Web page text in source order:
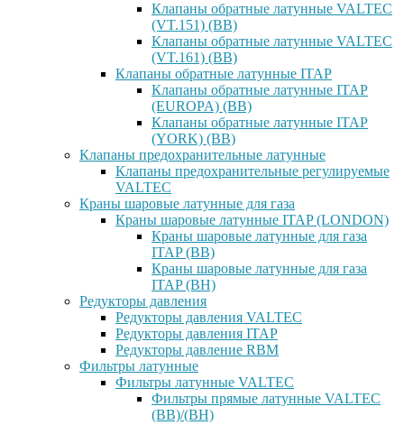
Клапаны обратные латунные VALTEC
(VT.151) (ВВ)
Клапаны обратные латунные VALTEC
(VT.161) (ВВ)
Клапаны обратные латунные ITAP
Клапаны обратные латунные ITAP
(EUROPA) (ВВ)
Клапаны обратные латунные ITAP
(YORK) (ВВ)
Клапаны предохранительные латунные
Клапаны предохранительные регулируемые
VALTEC
Краны шаровые латунные для газа
Краны шаровые латунные ITAP (LONDON)
Краны шаровые латунные для газа
ITAP (ВВ)
Краны шаровые латунные для газа
ITAP (ВН)
Редукторы давления
Редукторы давления VALTEC
Редукторы давления ITAP
Редукторы давление RBM
Фильтры латунные
Фильтры латунные VALTEC
Фильтры прямые латунные VALTEC
(ВВ)/(ВН)